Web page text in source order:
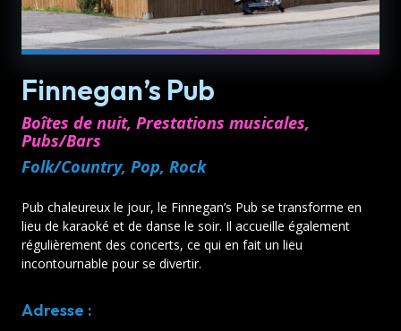
Finnegan’s Pub
Boîtes de nuit, Prestations musicales,
Pubs/Bars
Folk/Country, Pop, Rock
Pub chaleureux le jour, le Finnegan’s Pub se transforme en
lieu de karaoké et de danse le soir. Il accueille également
régulièrement des concerts, ce qui en fait un lieu
incontournable pour se divertir.
Adresse :